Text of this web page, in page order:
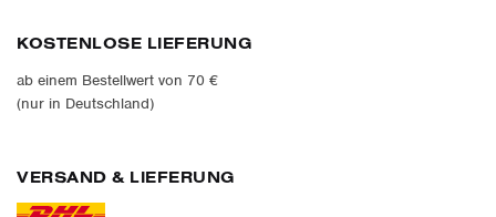
KOSTENLOSE LIEFERUNG
ab einem Bestellwert von 70 €
(nur in Deutschland)
VERSAND & LIEFERUNG